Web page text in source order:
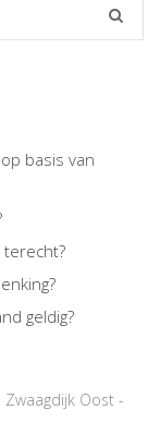
basis van
geldig?
Oost -